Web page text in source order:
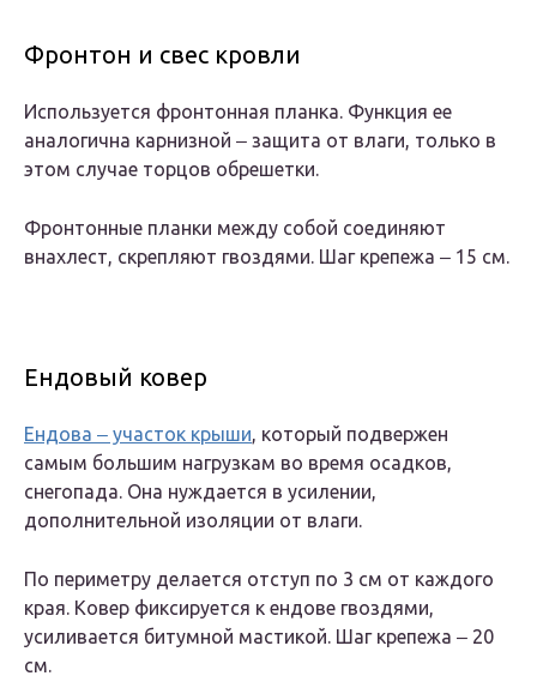
Фронтон и свес кровли
Используется фронтонная планка. Функция ее
аналогична карнизной ‒ защита от влаги, только в
этом случае торцов обрешетки.
Фронтонные планки между собой соединяют
внахлест, скрепляют гвоздями. Шаг крепежа ‒ 15 см.
Ендовый ковер
Ендова ‒ участок крыши, который подвержен
самым большим нагрузкам во время осадков,
снегопада. Она нуждается в усилении,
дополнительной изоляции от влаги.
По периметру делается отступ по 3 см от каждого
края. Ковер фиксируется к ендове гвоздями,
усиливается битумной мастикой. Шаг крепежа ‒ 20
см.